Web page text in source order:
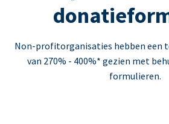
Non-profitorganisaties hebben een
van 270% - 400%* gezien met
formulieren.